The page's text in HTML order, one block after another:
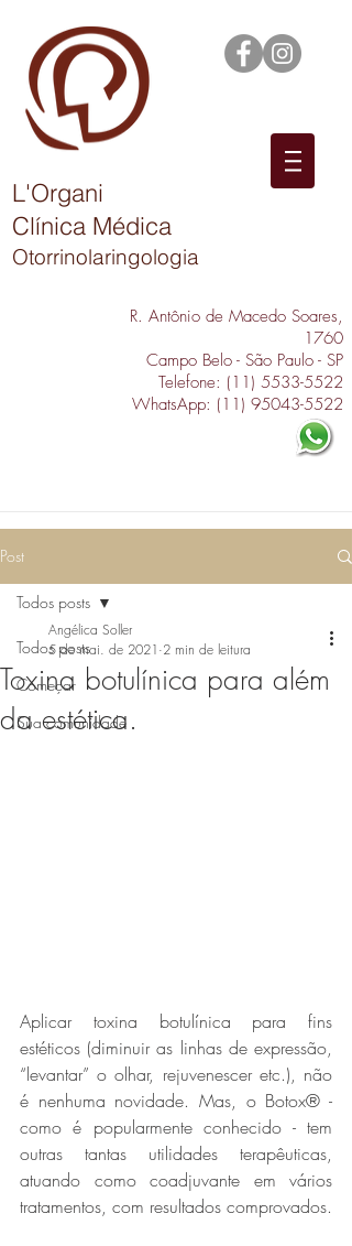
L'Organi
Clínica Médica
Otorrinolaringologia
R. Antônio de Macedo Soares,
1760
Campo Belo - São Paulo - SP
Telefone: (11) 5533-5522
WhatsApp: (11) 95043-5522
Post
Todos posts
Começar
Sua comunidade
Todos posts
Toxina botulínica para além
da estética.
Angélica Soller
5 de mai. de 2021 2 min de leitura
Aplicar toxina botulínica para fins
estéticos (diminuir as linhas de expressão,
“levantar” o olhar, rejuvenescer etc.), não
é nenhuma novidade. Mas, o Botox® -
como é popularmente conhecido - tem
outras tantas utilidades terapêuticas,
atuando como coadjuvante em vários